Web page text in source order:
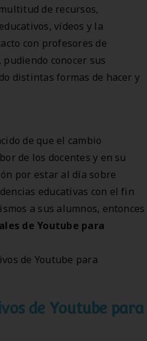
de recursos,
vídeos y la
con profesores de
conocer sus
distintas formas de hacer y
de que el cambio
de los docentes y en su
por estar al día sobre
educativas con el fin
a sus alumnos, entonces
de Youtube para
de Youtube para
de Youtube para